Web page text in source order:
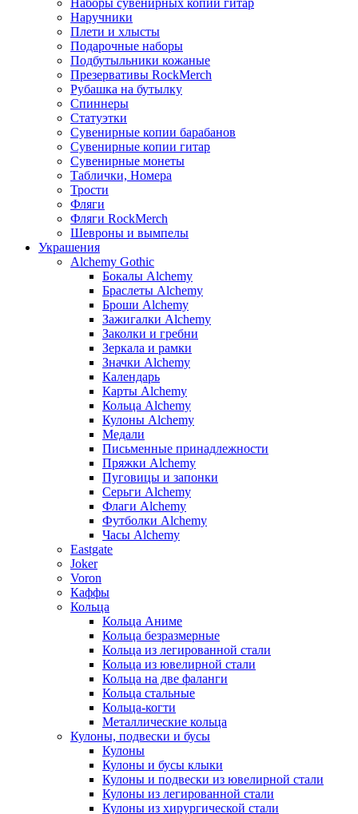
Наборы сувенирных копий гитар
Наручники
Плети и хлысты
Подарочные наборы
Подбутыльники кожаные
Презервативы RockMerch
Рубашка на бутылку
Спиннеры
Статуэтки
Сувенирные копии барабанов
Сувенирные копии гитар
Сувенирные монеты
Таблички, Номера
Трости
Фляги
Фляги RockMerch
Шевроны и вымпелы
Украшения
Alchemy Gothic
Бокалы Alchemy
Браслеты Alchemy
Броши Alchemy
Зажигалки Alchemy
Заколки и гребни
Зеркала и рамки
Значки Alchemy
Календарь
Карты Alchemy
Кольца Alchemy
Кулоны Alchemy
Медали
Письменные принадлежности
Пряжки Alchemy
Пуговицы и запонки
Серьги Alchemy
Флаги Alchemy
Футболки Alchemy
Часы Alchemy
Eastgate
Joker
Voron
Каффы
Кольца
Кольца Аниме
Кольца безразмерные
Кольца из легированной стали
Кольца из ювелирной стали
Кольца на две фаланги
Кольца стальные
Кольца-когти
Металлические кольца
Кулоны, подвески и бусы
Кулоны
Кулоны и бусы клыки
Кулоны и подвески из ювелирной стали
Кулоны из легированной стали
Кулоны из хирургической стали